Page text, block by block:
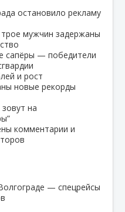
остановило рекламу
мужчин задержаны
сапёры — победители
и рост
новые рекорды
на
комментарии и
— спецрейсы